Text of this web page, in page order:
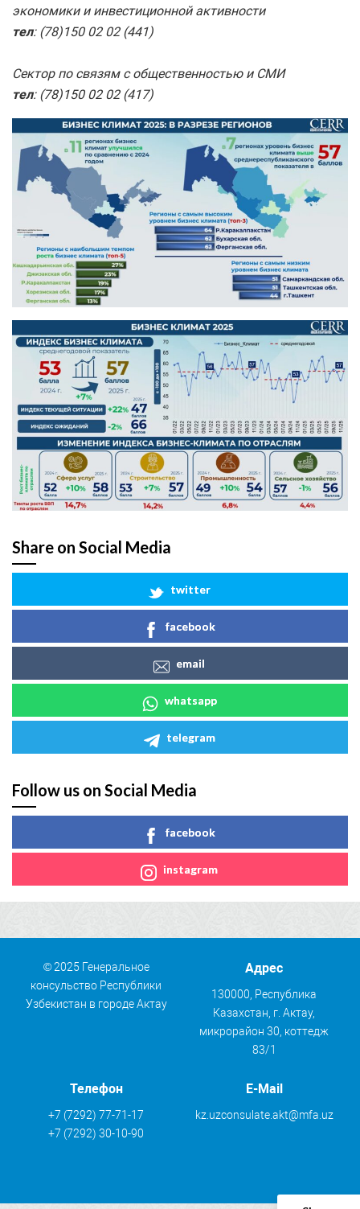
экономики и инвестиционной активности
тел: (78)150 02 02 (441)
Сектор по связям с общественностью и СМИ
тел: (78)150 02 02 (417)
Share on Social Media
twitter
facebook
email
whatsapp
telegram
Follow us on Social Media
facebook
instagram
© 2025 Генеральное
консульство Республики
Узбекистан в городе Актау
Адрес
130000, Республика
Казахстан, г. Актау,
микрорайон 30, коттедж
83/1
Телефон
+7 (7292) 77-71-17
+7 (7292) 30-10-90
E-Mail
kz.uzconsulate.akt@mfa.uz